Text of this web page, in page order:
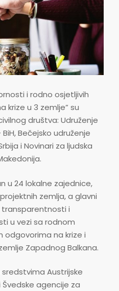
i rodno osjetljivih
krize u 3 zemlje” su
društva: Udruženje
Bečejsko udruženje
i Novinari za ljudska
u 24 lokalne zajednice,
zemlja, a glavni
i
u vezi sa rodnom
odgovorima na krize i
Zapadnog Balkana.
Austrijske
agencije za